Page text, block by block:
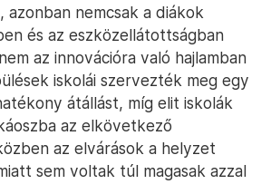
azonban nemcsak a diákok
és az eszközellátottságban
az innovációra való hajlamban
iskolái szervezték meg egy
átállást, míg elit iskolák
az elkövetkező
az elvárások a helyzet
sem voltak túl magasak azzal